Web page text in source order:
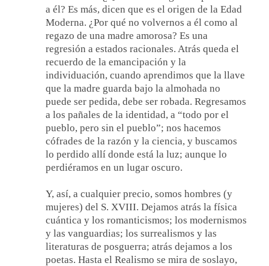
a él? Es más, dicen que es el origen de la Edad
Moderna. ¿Por qué no volvernos a él como al
regazo de una madre amorosa? Es una
regresión a estados racionales. Atrás queda el
recuerdo de la emancipación y la
individuación, cuando aprendimos que la llave
que la madre guarda bajo la almohada no
puede ser pedida, debe ser robada. Regresamos
a los pañales de la identidad, a “todo por el
pueblo, pero sin el pueblo”; nos hacemos
cófrades de la razón y la ciencia, y buscamos
lo perdido allí donde está la luz; aunque lo
perdiéramos en un lugar oscuro.
Y, así, a cualquier precio, somos hombres (y
mujeres) del S. XVIII. Dejamos atrás la física
cuántica y los romanticismos; los modernismos
y las vanguardias; los surrealismos y las
literaturas de posguerra; atrás dejamos a los
poetas. Hasta el Realismo se mira de soslayo,